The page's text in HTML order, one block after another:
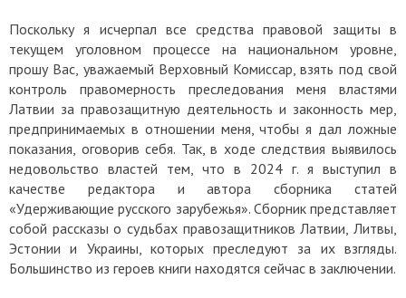
Поскольку я исчерпал все средства правовой защиты в
текущем уголовном процессе на национальном уровне,
прошу Вас, уважаемый Верховный Комиссар, взять под свой
контроль правомерность преследования меня властями
Латвии за правозащитную деятельность и законность мер,
предпринимаемых в отношении меня, чтобы я дал ложные
показания, оговорив себя. Так, в ходе следствия выявилось
недовольство властей тем, что в 2024 г. я выступил в
качестве редактора и автора сборника статей
«Удерживающие русского зарубежья». Сборник представляет
собой рассказы о судьбах правозащитников Латвии, Литвы,
Эстонии и Украины, которых преследуют за их взгляды.
Большинство из героев книги находятся сейчас в заключении.